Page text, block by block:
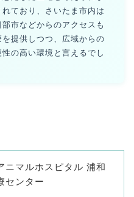
ており、さいたま市内は
市などからのアクセスも
提供しつつ、広域からの
の高い環境と言えるでし
ニマルホスピタル 浦和
センター